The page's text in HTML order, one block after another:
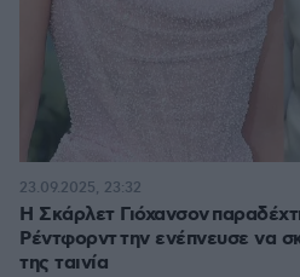
Η Σκάρλετ Γιόχανσον
Ρέντφορντ την ενέπνευσε να
της ταινία
23.09.2025, 23:32